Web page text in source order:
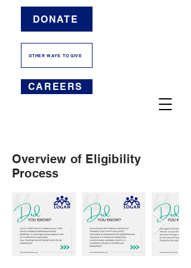
DONATE
OTHER WAYS TO GIVE
CAREERS
Overview of Eligibility
Process